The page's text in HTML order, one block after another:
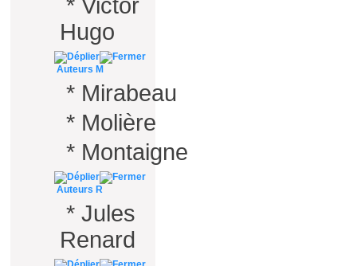
* Victor
Hugo
Auteurs M
* Mirabeau
* Molière
* Montaigne
Auteurs R
* Jules
Renard